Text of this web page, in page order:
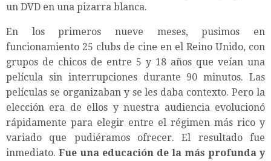
un DVD en una pizarra blanca.
En los primeros nueve meses, pusimos en
funcionamiento 25 clubs de cine en el Reino Unido, con
grupos de chicos de entre 5 y 18 años que veían una
película sin interrupciones durante 90 minutos. Las
películas se organizaban y se les daba contexto. Pero la
elección era de ellos y nuestra audiencia evolucionó
rápidamente para elegir entre el régimen más rico y
variado que pudiéramos ofrecer. El resultado fue
inmediato. Fue una educación de la más profunda y